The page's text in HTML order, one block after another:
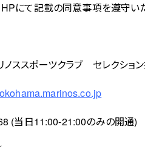
HPにて記載の同意事項を遵守い
ノススポーツクラブ セレクショ
(当日11:00-21:00のみの開通)